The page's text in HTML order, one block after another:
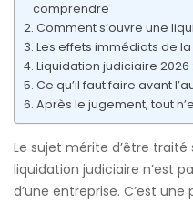
comprendre
Comment s’ouvre une
Les effets immédiats de
Liquidation judiciaire
Ce qu’il faut faire avant
Après le jugement, tout
Le sujet mérite d’être traité
liquidation judiciaire n’est
d’une entreprise. C’est